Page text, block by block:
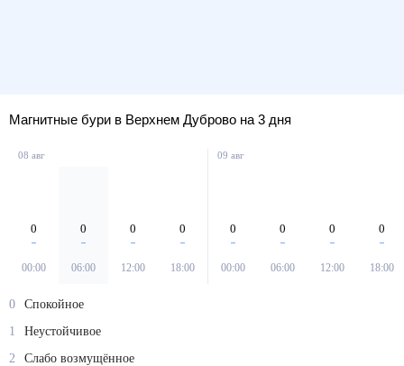
Магнитные бури в Верхнем Дуброво на 3 дня
08 авг
0
00:00
0
06:00
0
12:00
0
18:00
09 авг
0
00:00
0
06:00
0
12:00
0
18:00
0
Спокойное
1
Неустойчивое
2
Слабо возмущённое